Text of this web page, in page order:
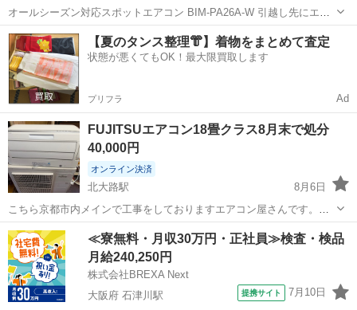
オールシーズン対応スポットエアコン BIM-PA26A-W 引越し先にエア
コンがなく、7/26にビックカメラで購入。 エアコンが設置できるまで
の1週間しか使用していませんので、新品同様です。 付属品も全て揃
っています。 ...
京都 木津川市 棚倉駅 季節、空調家電
スポットエアコン
【夏のタンス整理👘】着物をまとめて査定
状態が悪くてもOK！最大限買取します
プリフラ Ad
FUJITSUエアコン18畳クラス8月末で処分
40,000円
オンライン決済
北大路駅
8月6日
こちら京都市内メインで工事をしておりますエアコン屋さんです。
エアコン洗浄業務もしております。 FUJITSUエアコン8畳クラス2019
年式 リモコン操作時音声案内付きです 取り外し品になります 取り外
す前の試運転チェッ...
京都 京都市 北大路駅 季節、空調家電
≪寮無料・月収30万円・正社員≫検査・検品
月給240,250円
株式会社BREXA Next
大阪府 石津川駅
提携サイト 7月10日